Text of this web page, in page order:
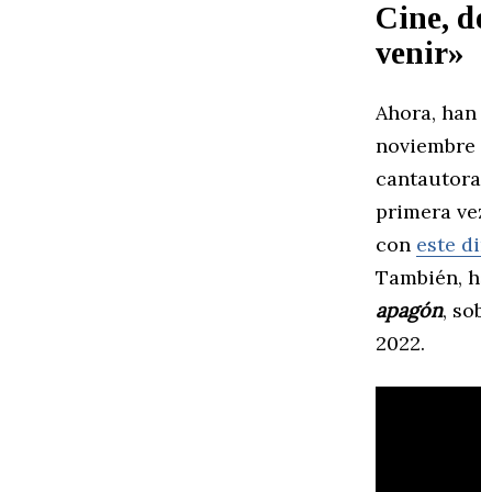
Cine,
venir»
Ahora,
noviembre
cantautora
primera
con este
También,
apagón,
2022.